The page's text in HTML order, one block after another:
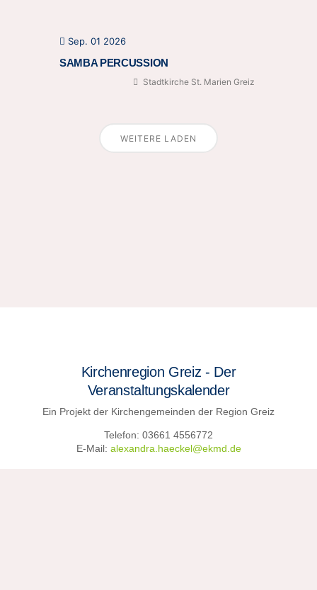
Sep. 01 2026
SAMBA PERCUSSION
Stadtkirche St. Marien Greiz
WEITERE LADEN
Kirchenregion Greiz - Der
Veranstaltungskalender
Ein Projekt der Kirchengemeinden der Region Greiz
Telefon: 03661 4556772
E-Mail: alexandra.haeckel@ekmd.de